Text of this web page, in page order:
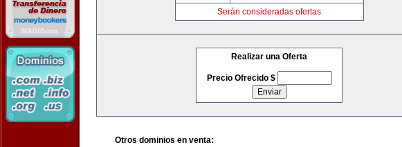
Serán consideradas ofertas
Realizar una Oferta
Precio Ofrecido $
Otros dominios en venta: